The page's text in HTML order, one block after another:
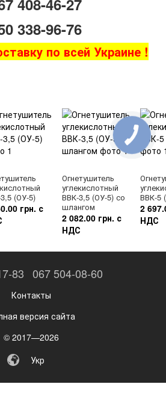
408-46-27
338-96-76
по всей Украине !
(ОУ-5)
грн. с
Огнетушитель
углекислотный
ВВК-3,5 (ОУ-5) со
шлангом
2 082.00 грн. с
НДС
ВВК-5
2
НДС
83 067 504-08-60
Контакты
версия сайта
© 2017—2026
Укр